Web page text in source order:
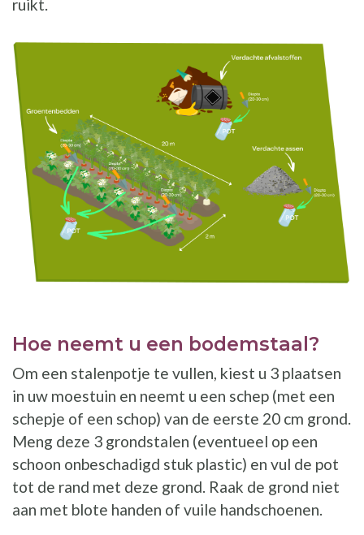
ruikt.
Hoe neemt u een bodemstaal?
Om een stalenpotje te vullen, kiest u 3 plaatsen
in uw moestuin en neemt u een schep (met een
schepje of een schop) van de eerste 20 cm grond.
Meng deze 3 grondstalen (eventueel op een
schoon onbeschadigd stuk plastic) en vul de pot
tot de rand met deze grond. Raak de grond niet
aan met blote handen of vuile handschoenen.